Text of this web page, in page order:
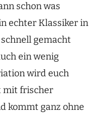
schon was
echter Klassiker in
gemacht
ein wenig
wird euch
mit frischer
kommt ganz ohne